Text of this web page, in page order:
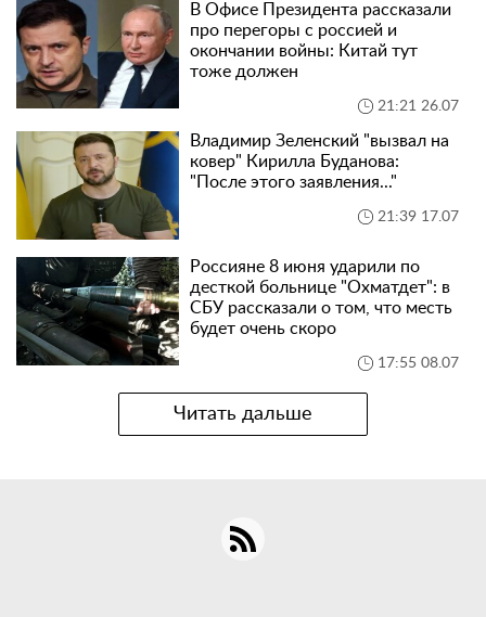
В Офисе Президента рассказали
про перегоры с россией и
окончании войны: Китай тут
тоже должен
21:21 26.07
Владимир Зеленский "вызвал на
ковер" Кирилла Буданова:
"После этого заявления..."
21:39 17.07
Россияне 8 июня ударили по
десткой больнице "Охматдет": в
СБУ рассказали о том, что месть
будет очень скоро
17:55 08.07
Читать дальше